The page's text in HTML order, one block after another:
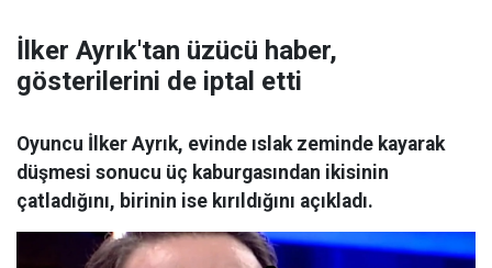
İlker Ayrık'tan üzücü haber,
gösterilerini de iptal etti
Oyuncu İlker Ayrık, evinde ıslak zeminde kayarak
düşmesi sonucu üç kaburgasından ikisinin
çatladığını, birinin ise kırıldığını açıkladı.